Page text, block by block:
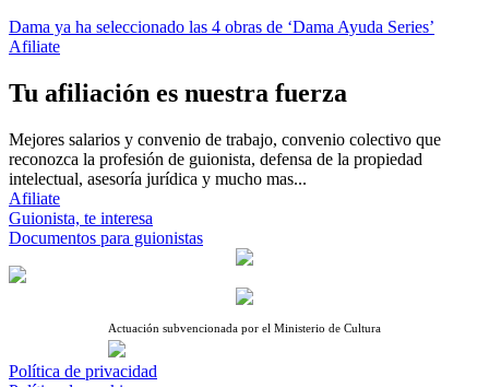
Dama ya ha seleccionado las 4 obras de ‘Dama Ayuda Series’
Afiliate
Tu afiliación es nuestra fuerza
Mejores salarios y convenio de trabajo, convenio colectivo que
reconozca la profesión de guionista, defensa de la propiedad
intelectual, asesoría jurídica y mucho mas...
Afiliate
Guionista, te interesa
Documentos para guionistas
Actuación subvencionada por el Ministerio de Cultura
Política de privacidad